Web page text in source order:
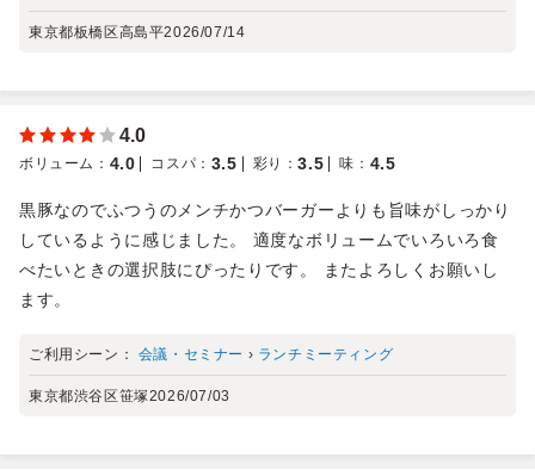
東京都板橋区高島平2026/07/14
4.0
ボリューム ： 4.0 コスパ ： 3.5 彩り ：3.5 味 ： 4.5
黒豚なのでふつうのメンチかつバーガーよりも旨味がしっかり
しているように感じました。 適度なボリュームでいろいろ食
べたいときの選択肢にぴったりです。 またよろしくお願いし
ます。
ご利用シーン： 会議・セミナー › ランチミーティング
東京都渋谷区笹塚2026/07/03